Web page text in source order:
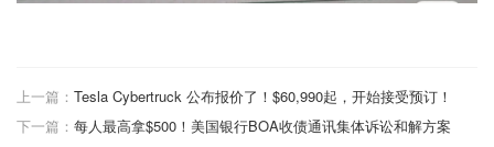
上一篇： Tesla Cybertruck 公布报价了！$60,990起，开始接受预订！
下一篇： 每人最高拿$500！美国银行BOA收债通讯集体诉讼和解方案